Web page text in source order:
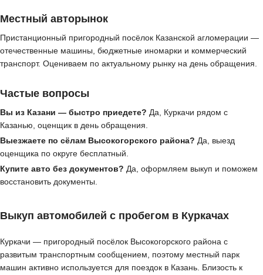
Местный авторынок
Пристанционный пригородный посёлок Казанской агломерации —
отечественные машины, бюджетные иномарки и коммерческий
транспорт. Оцениваем по актуальному рынку на день обращения.
Частые вопросы
Вы из Казани — быстро приедете? Да, Куркачи рядом с
Казанью, оценщик в день обращения.
Выезжаете по сёлам Высокогорского района? Да, выезд
оценщика по округе бесплатный.
Купите авто без документов? Да, оформляем выкуп и поможем
восстановить документы.
Выкуп автомобилей с пробегом в Куркачах
Куркачи — пригородный посёлок Высокогорского района с
развитым транспортным сообщением, поэтому местный парк
машин активно используется для поездок в Казань. Близость к